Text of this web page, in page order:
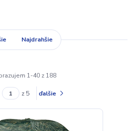
Najdrahšie
1-40 z 188
z 5 ďalšie